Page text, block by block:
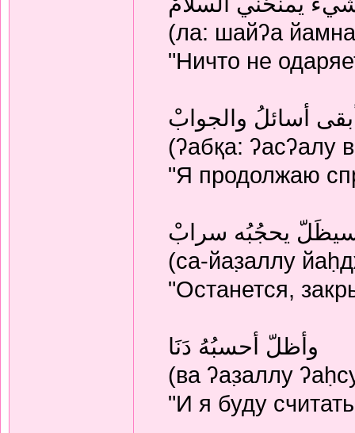
(ла: шайʔа
"Ничто не
أسائلُ والجوابْ
(ʔабқа: ʔасʔалу
"Я продолжаю
يحجُبُه سرابْ
(са-йаз̣аллу
"Останется,
وأظلّ أحسبُهُ دَنَا
(ва ʔаз̣аллу
"И я буду